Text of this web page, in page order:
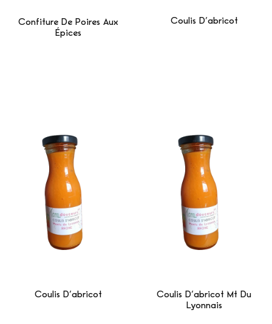
Confiture De Poires Aux
Épices
Coulis D’abricot
Coulis D’abricot
Coulis D’abricot Mt Du
Lyonnais